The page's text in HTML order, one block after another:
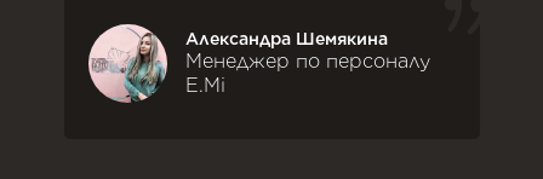
Александра Шемякина
Менеджер по персоналу
E.Mi